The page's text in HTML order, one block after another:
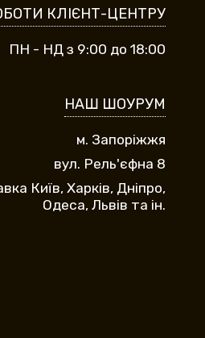
КЛІЄНТ-ЦЕНТРУ
ПН - НД з 9:00 до 18:00
НАШ ШОУРУМ
м. Запоріжжя
вул. Рель'єфна 8
Київ, Харків, Дніпро,
Одеса, Львів та ін.